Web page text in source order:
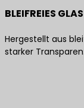
BLEIFREIES GLAS
Hergestellt aus
starker